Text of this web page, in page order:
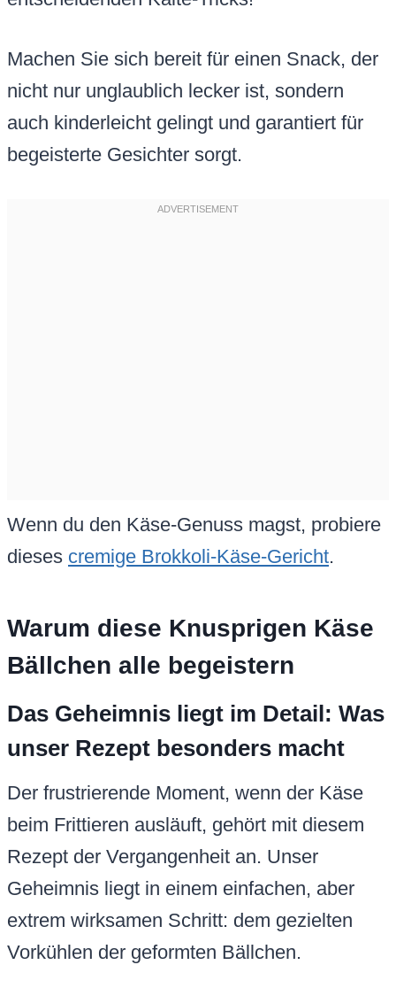
Machen Sie sich bereit für einen Snack, der
nicht nur unglaublich lecker ist, sondern
auch kinderleicht gelingt und garantiert für
begeisterte Gesichter sorgt.
Wenn du den Käse-Genuss magst, probiere
dieses cremige Brokkoli-Käse-Gericht.
Warum diese Knusprigen Käse
Bällchen alle begeistern
Das Geheimnis liegt im Detail: Was
unser Rezept besonders macht
Der frustrierende Moment, wenn der Käse
beim Frittieren ausläuft, gehört mit diesem
Rezept der Vergangenheit an. Unser
Geheimnis liegt in einem einfachen, aber
extrem wirksamen Schritt: dem gezielten
Vorkühlen der geformten Bällchen.